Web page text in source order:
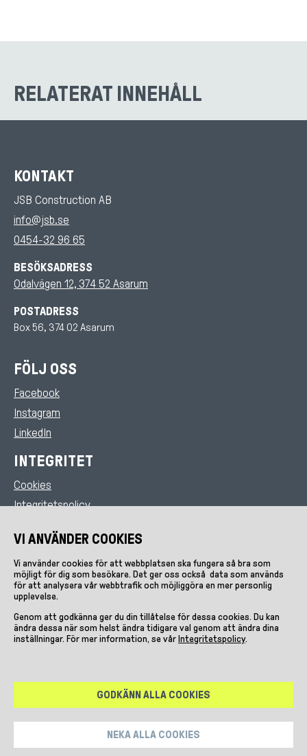
RELATERAT INNEHÅLL
KONTAKT
JSB Construction AB
info@jsb.se
0454-32 96 65
BESÖKSADRESS
Odalvägen 12, 374 52 Asarum
POSTADRESS
Box 56, 374 02 Asarum
FÖLJ OSS
Facebook
Instagram
LinkedIn
INTEGRITET
INTEGRITET
Cookies
Integritetspolicy
VI ANVÄNDER COOKIES
Vi använder cookies för att webbplatsen ska fungera så bra som
möjligt för dig som besökare. Det ger oss också data som används
för att analysera vår webbtrafik och möjliggöra en mer personlig
upplevelse.
Genom att godkänna ger du din tillåtelse för dessa cookies. Du kan
ändra dessa när som helst ändra tidigare val genom att ändra dina
inställningar. För mer information, se vår Integritetspolicy.
GODKÄNN ALLA COOKIES
NEKA ALLA COOKIES